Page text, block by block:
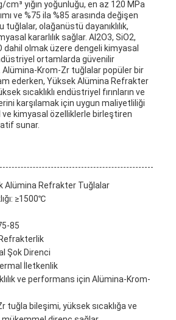
yığın yoğunluğu, en az 120 MPa
ve %75 ila %85 arasında değişen
tuğlalar, olağanüstü dayanıklılık,
kararlılık sağlar. Al2O3, SiO2,
dahil olmak üzere dengeli kimyasal
ortamlarda güvenilir
Krom-Zr tuğlalar popüler bir
ederken, Yüksek Alümina Refrakter
sıcaklıklı endüstriyel fırınların ve
karşılamak için uygun maliyetliliği
kimyasal özelliklerle birleştiren
sunar.
Alümina Refrakter Tuğlalar
≥1500℃
85
Şok Direnci
İletkenlik
ve performans için Alümina-Krom-
tuğla bileşimi, yüksek sıcaklığa ve